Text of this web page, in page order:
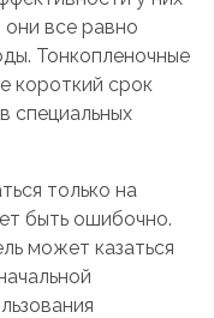
все равно
Тонкопленочные
короткий срок
специальных
только на
быть ошибочно.
может казаться